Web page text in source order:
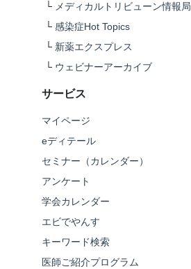
└ メディカルトリビューン情報局
└ 感染症Hot Topics
└ 新薬エクスプレス
└ ウェビナーアーカイブ
サービス
マイページ
eディテール
セミナー（カレンダー）
アンケート
学会カレンダー
エビでやんす
キーワード検索
医師ご紹介プログラム